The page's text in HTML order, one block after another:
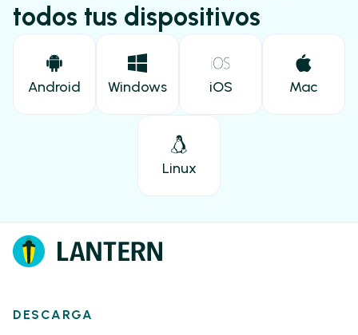
todos tus dispositivos
Android Windows iOS Mac
Linux
DESCARGA